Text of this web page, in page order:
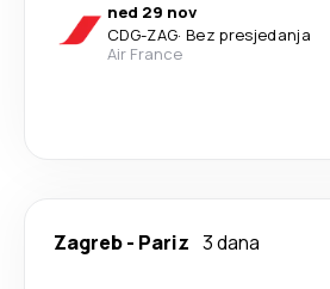
ned 29 nov
CDG-ZAG· Bez presjedanja
Air France
Zagreb- Pariz 3 dana